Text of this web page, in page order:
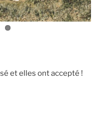
et elles ont accepté !